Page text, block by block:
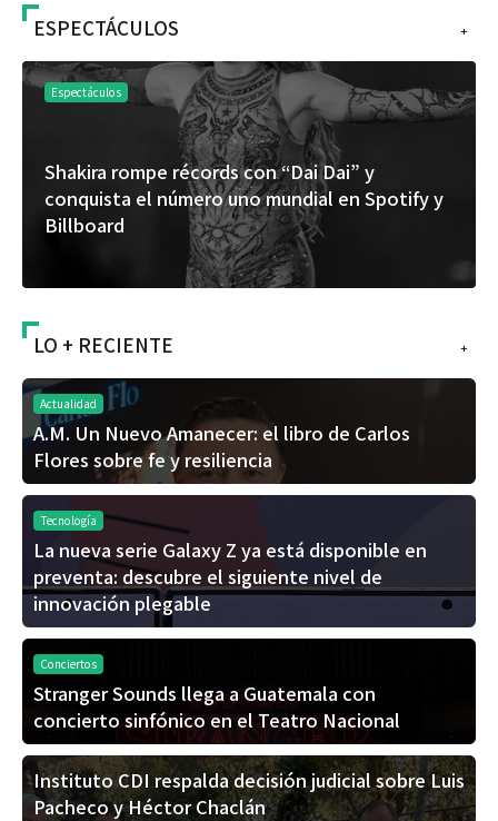
+
ESPECTÁCULOS
Espectáculos
“Donde quiera que estés” el primer
del universo de “FRAGMENTOS” su
álbum de estudio
y
+
LO + RECIENTE
Actualidad
A.M. Un Nuevo Amanecer: el libro de Carlos
Flores sobre fe y resiliencia
Tecnología
La nueva serie Galaxy Z ya está disponible en
preventa: descubre el siguiente nivel de
innovación plegable
Conciertos
Stranger Sounds llega a Guatemala con
concierto sinfónico en el Teatro Nacional
Instituto CDI respalda decisión judicial sobre Luis
Pacheco y Héctor Chaclán